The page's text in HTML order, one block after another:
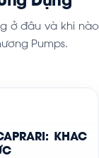
ở đâu và khi nào
Pumps.
KHẮC